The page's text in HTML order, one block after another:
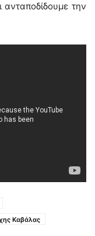
την
Καβάλας